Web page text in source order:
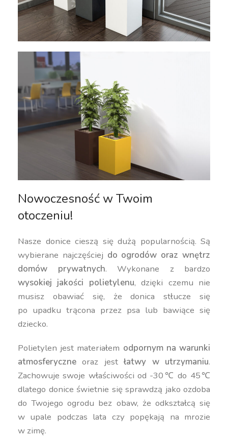
Nowoczesność w Twoim
otoczeniu!
Nasze donice cieszą się dużą popularnością. Są
wybierane najczęściej do ogrodów oraz wnętrz
domów prywatnych. Wykonane z bardzo
wysokiej jakości polietylenu, dzięki czemu nie
musisz obawiać się, że donica stłucze się
po upadku trącona przez psa lub bawiące się
dziecko.
Polietylen jest materiałem odpornym na warunki
atmosferyczne oraz jestłatwy w utrzymaniu.
Zachowuje swoje właściwości od -30℃ do 45℃
dlatego donice świetnie się sprawdzą jako ozdoba
do Twojego ogrodu bez obaw, że odkształcą się
w upale podczas lata czy popękają na mrozie
w zimę.